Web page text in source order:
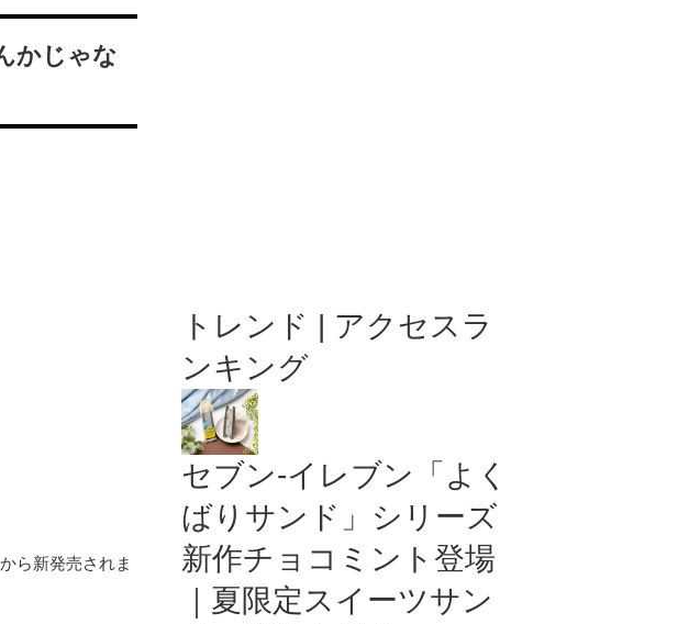
かじゃな
ら新発売されま
トレンド | アクセスラ
ンキング
セブン‐イレブン「よく
ばりサンド」シリーズ
新作チョコミント登場
｜夏限定スイーツサン